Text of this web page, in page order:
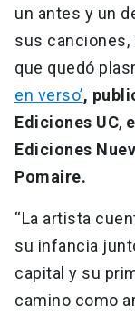
un antes y un
sus canciones,
que quedó
en verso’,
Ediciones UC,
Ediciones
Pomaire.
“La artista
su infancia
capital y su
camino como